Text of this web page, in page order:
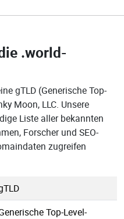
.world-
gTLD (Generische Top-
Moon, LLC. Unsere
Liste aller bekannten
Forscher und SEO-
zugreifen
Top-Level-